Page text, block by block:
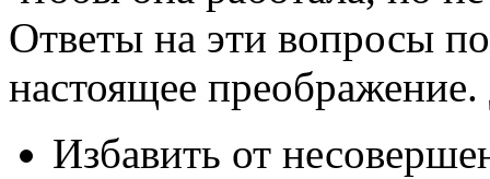
Ответы на эти вопросы
настоящее
Избавить от